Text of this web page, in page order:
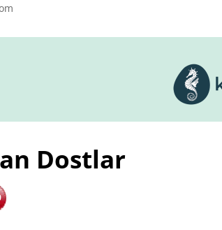
Dostlar